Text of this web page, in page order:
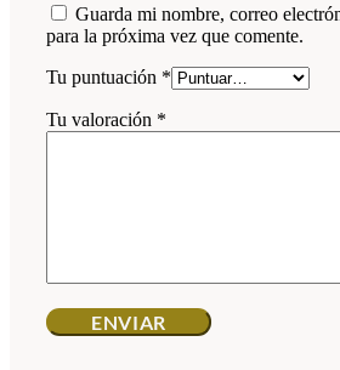
Guarda mi nombre, correo
para la próxima vez que comente.
Tu puntuación *
Tu valoración *